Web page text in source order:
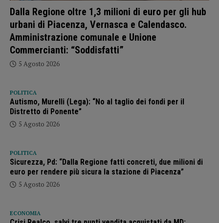
Dalla Regione oltre 1,3 milioni di euro per gli hub
urbani di Piacenza, Vernasca e Calendasco.
Amministrazione comunale e Unione
Commercianti: “Soddisfatti”
5 Agosto 2026
POLITICA
Autismo, Murelli (Lega): “No al taglio dei fondi per il
Distretto di Ponente”
5 Agosto 2026
POLITICA
Sicurezza, Pd: “Dalla Regione fatti concreti, due milioni di
euro per rendere più sicura la stazione di Piacenza”
5 Agosto 2026
ECONOMIA